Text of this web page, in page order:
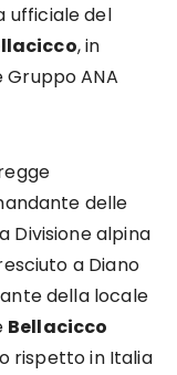
ufficiale del
, in
ANA
delle
Divisione alpina
a Diano
della locale
Bellacicco
rispetto in Italia